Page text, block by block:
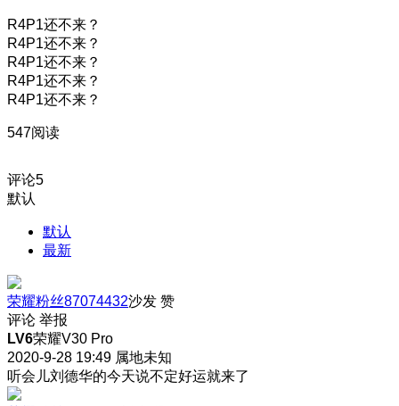
R4P1还不来？
R4P1还不来？
R4P1还不来？
R4P1还不来？
R4P1还不来？
547阅读
评论5
默认
默认
最新
荣耀粉丝87074432沙发 赞
评论 举报
LV6荣耀V30 Pro
2020-9-28 19:49 属地未知
听会儿刘德华的今天说不定好运就来了